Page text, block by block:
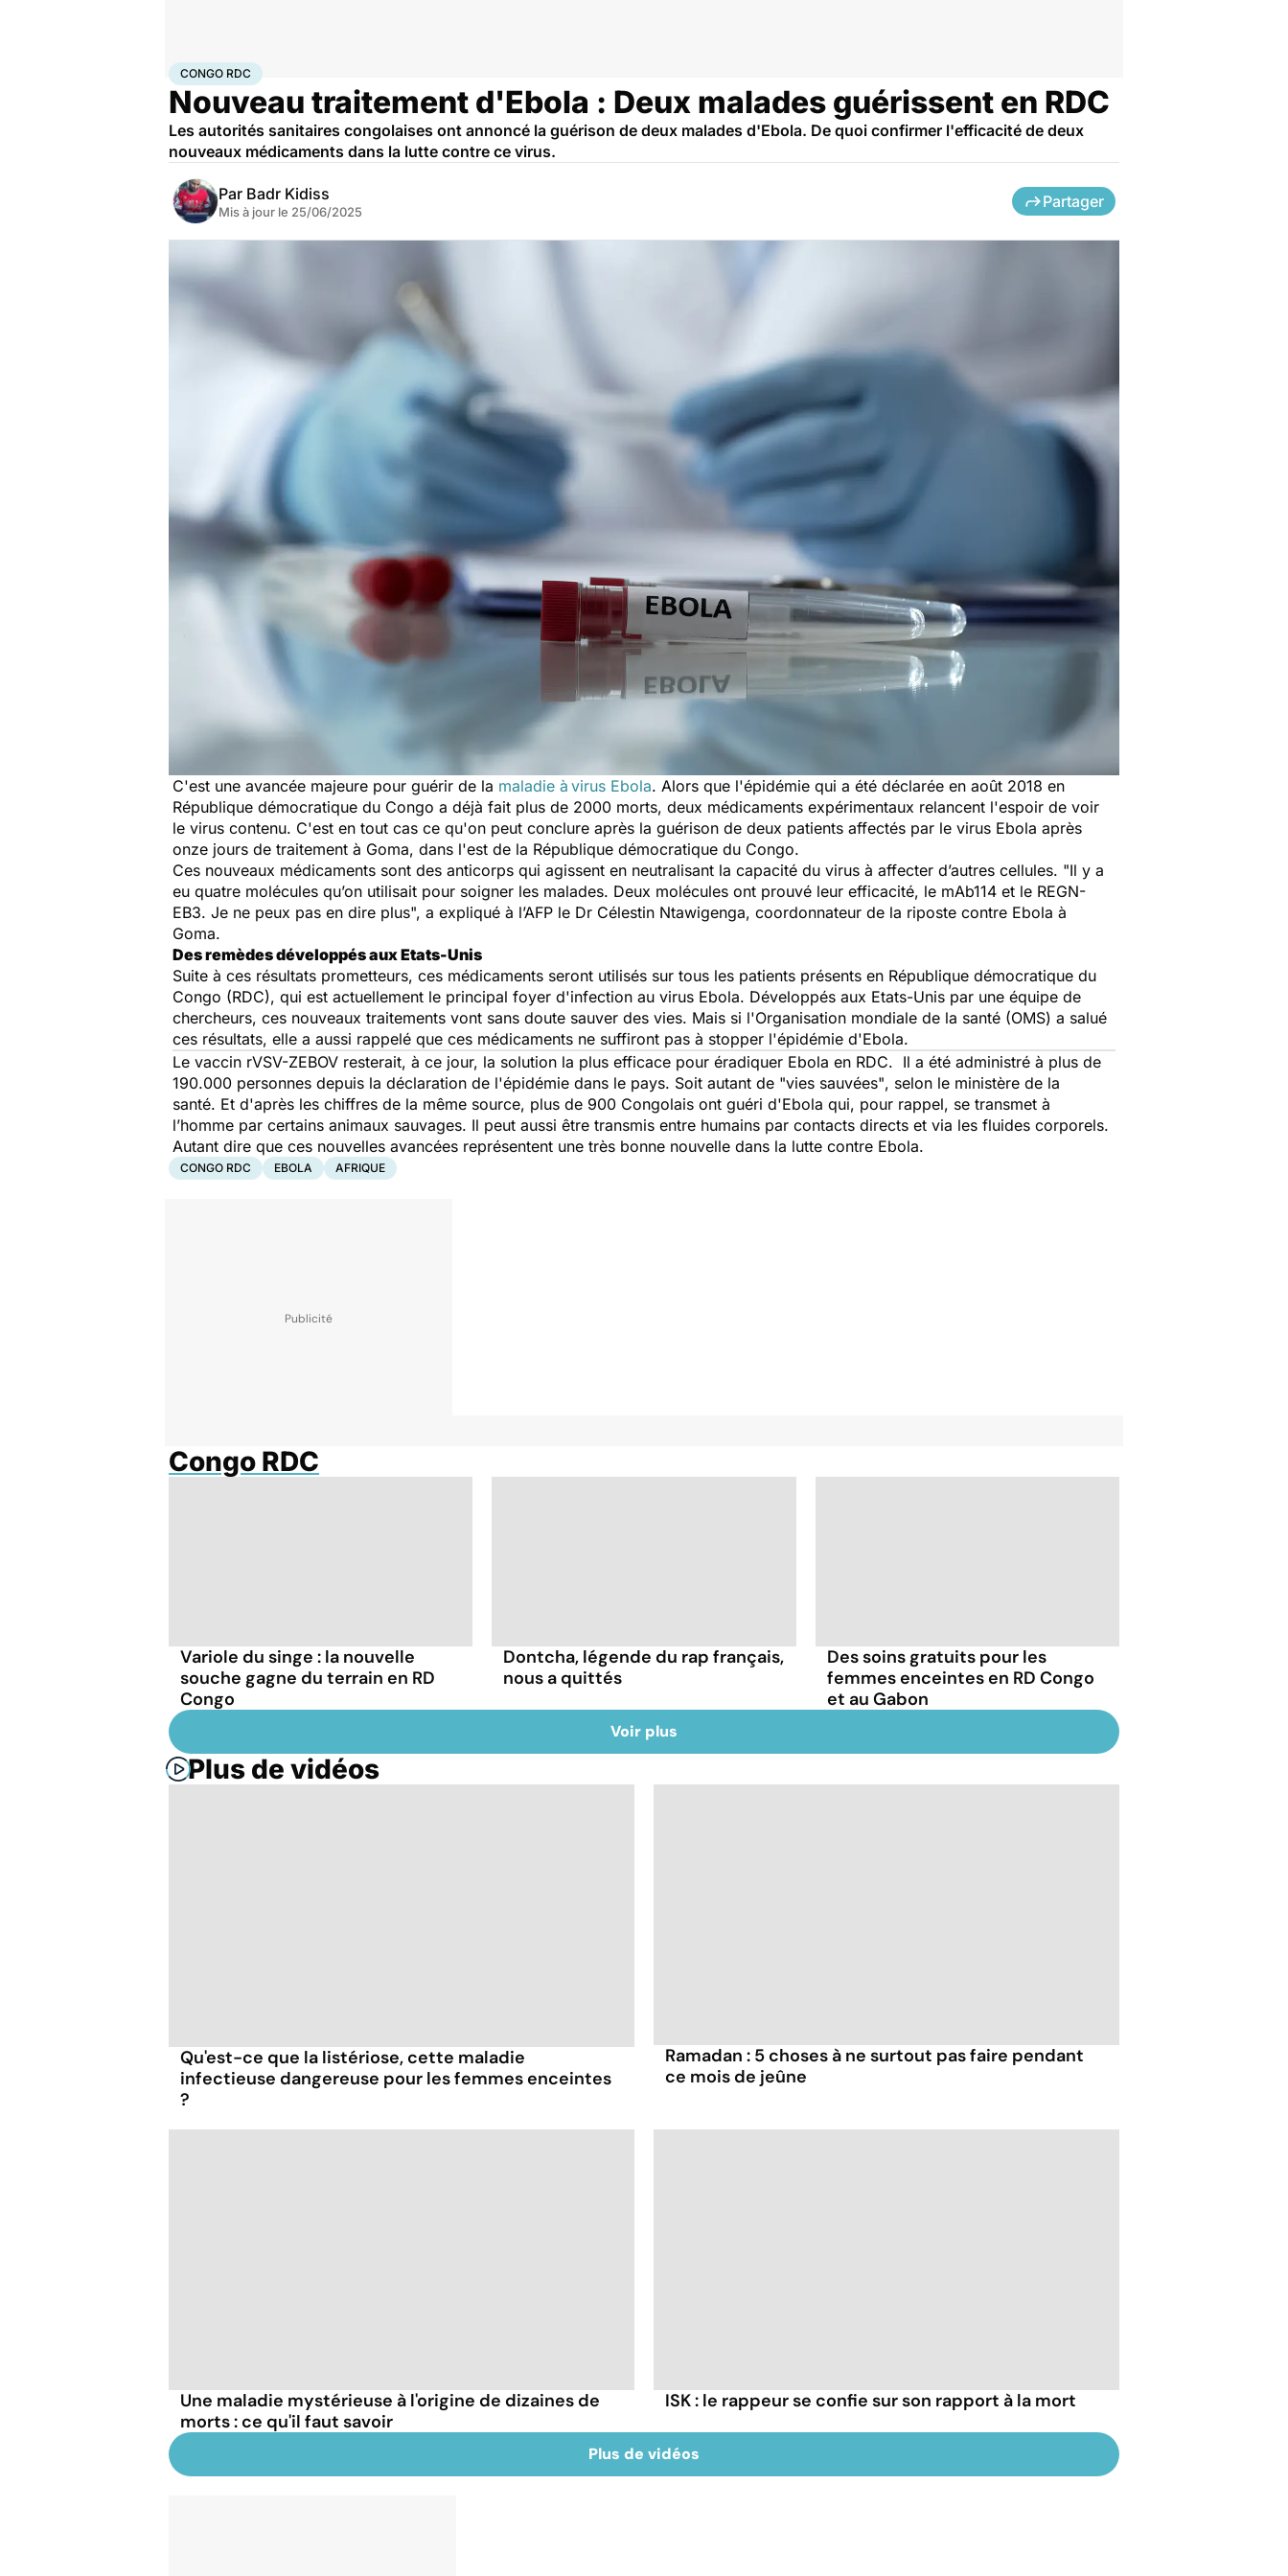
AccueilSantéMaladies
CONGO RDC
Nouveau traitement d'Ebola : Deux malades guérissent en RDC
Les autorités sanitaires congolaises ont annoncé la guérison de deux malades d'Ebola. De quoi confirmer l'efficacité de deux
nouveaux médicaments dans la lutte contre ce virus.
Par Badr Kidiss
Mis à jour le 25/06/2025
Partager
C'est une avancée majeure pour guérir de la maladie à virus Ebola. Alors que l'épidémie qui a été déclarée en août 2018 en
République démocratique du Congo a déjà fait plus de 2000 morts, deux médicaments expérimentaux relancent l'espoir de voir
le virus contenu. C'est en tout cas ce qu'on peut conclure après la guérison de deux patients affectés par le virus Ebola après
onze jours de traitement à Goma, dans l'est de la République démocratique du Congo.
Ces nouveaux médicaments sont des anticorps qui agissent en neutralisant la capacité du virus à affecter d’autres cellules. "Il y a
eu quatre molécules qu’on utilisait pour soigner les malades. Deux molécules ont prouvé leur efficacité, le mAb114 et le REGN-
EB3. Je ne peux pas en dire plus", a expliqué à l’AFP le Dr Célestin Ntawigenga, coordonnateur de la riposte contre Ebola à
Goma.
Des remèdes développés aux Etats-Unis
Suite à ces résultats prometteurs, ces médicaments seront utilisés sur tous les patients présents en République démocratique du
Congo (RDC), qui est actuellement le principal foyer d'infection au virus Ebola. Développés aux Etats-Unis par une équipe de
chercheurs, ces nouveaux traitements vont sans doute sauver des vies. Mais si l'Organisation mondiale de la santé (OMS) a salué
ces résultats, elle a aussi rappelé que ces médicaments ne suffiront pas à stopper l'épidémie d'Ebola.
Le vaccin rVSV-ZEBOV resterait, à ce jour, la solution la plus efficace pour éradiquer Ebola en RDC. Il a été administré à plus de
190.000 personnes depuis la déclaration de l'épidémie dans le pays. Soit autant de "vies sauvées", selon le ministère de la
santé. Et d'après les chiffres de la même source, plus de 900 Congolais ont guéri d'Ebola qui, pour rappel, se transmet à
l’homme par certains animaux sauvages. Il peut aussi être transmis entre humains par contacts directs et via les fluides corporels.
Autant dire que ces nouvelles avancées représentent une très bonne nouvelle dans la lutte contre Ebola.
CONGO RDC EBOLA AFRIQUE
Congo RDC
Variole du singe : la nouvelle
souche gagne du terrain en RD
Congo
Dontcha, légende du rap français,
nous a quittés
Des soins gratuits pour les
femmes enceintes en RD Congo
et au Gabon
Voir plus
Plus de vidéos
Qu'est-ce que la listériose, cette maladie
infectieuse dangereuse pour les femmes enceintes
?
Ramadan : 5 choses à ne surtout pas faire pendant
ce mois de jeûne
Une maladie mystérieuse à l'origine de dizaines de
morts : ce qu'il faut savoir
ISK : le rappeur se confie sur son rapport à la mort
Plus de vidéos